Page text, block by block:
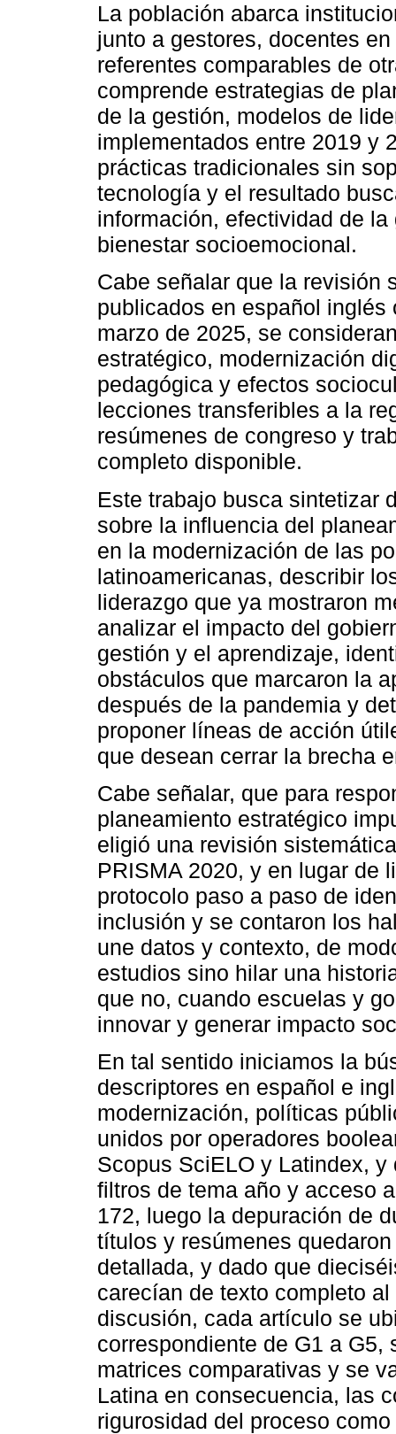
La población abarca
junto a gestores, docentes
referentes comparables de
comprende estrategias de
de la gestión, modelos de
implementados entre 2019 y
prácticas tradicionales sin
tecnología y el resultado
información, efectividad de
bienestar socioemocional.
Cabe señalar que la revisión
publicados en español
marzo de 2025, se
estratégico, modernización
pedagógica y efectos
lecciones transferibles a la
resúmenes de congreso y
completo disponible.
Este trabajo busca sintetizar
sobre la influencia del
en la modernización de las
latinoamericanas, describir
liderazgo que ya mostraron
analizar el impacto del
gestión y el aprendizaje,
obstáculos que marcaron la
después de la pandemia y
proponer líneas de acción
que desean cerrar la brecha
Cabe señalar, que para
planeamiento estratégico
eligió una revisión
PRISMA 2020, y en lugar de
protocolo paso a paso de
inclusión y se contaron los
une datos y contexto, de
estudios sino hilar una
que no, cuando escuelas y
innovar y generar impacto
En tal sentido iniciamos la
descriptores en español e
modernización, políticas
unidos por operadores
Scopus SciELO y Latindex,
filtros de tema año y acceso
172, luego la depuración de
títulos y resúmenes
detallada, y dado que
carecían de texto completo
discusión, cada artículo se
correspondiente de G1 a
matrices comparativas y se
Latina en consecuencia, las
rigurosidad del proceso